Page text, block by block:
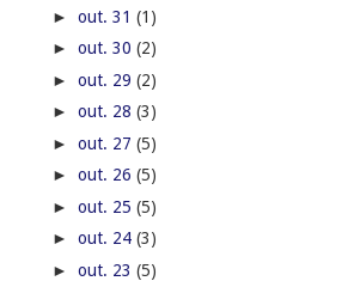
► out. 31 (1)
► out. 30 (2)
► out. 29 (2)
► out. 28 (3)
► out. 27 (5)
► out. 26 (5)
► out. 25 (5)
► out. 24 (3)
► out. 23 (5)